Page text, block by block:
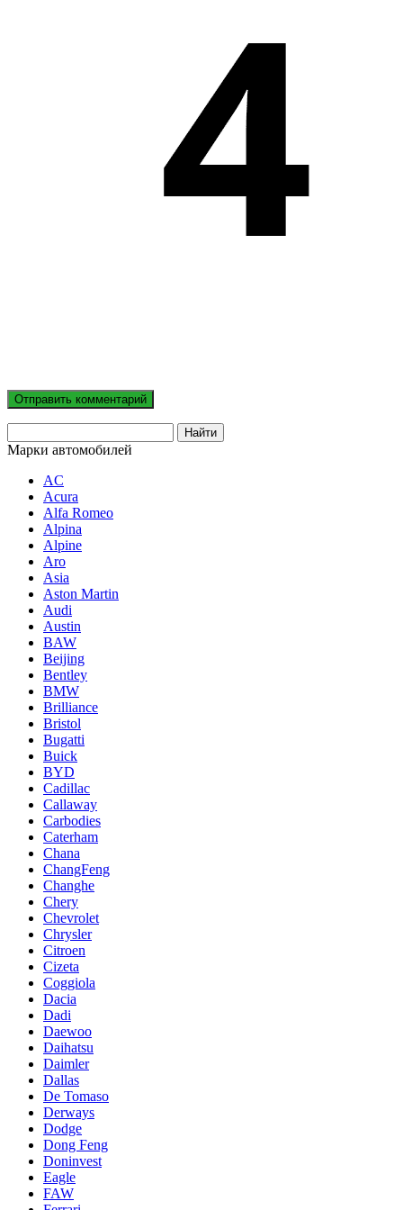
Марки автомобилей
AC
Acura
Alfa Romeo
Alpina
Alpine
Aro
Asia
Aston Martin
Audi
Austin
BAW
Beijing
Bentley
BMW
Brilliance
Bristol
Bugatti
Buick
BYD
Cadillac
Callaway
Carbodies
Caterham
Chana
ChangFeng
Changhe
Chery
Chevrolet
Chrysler
Citroen
Cizeta
Coggiola
Dacia
Dadi
Daewoo
Daihatsu
Daimler
Dallas
De Tomaso
Derways
Dodge
Dong Feng
Doninvest
Eagle
FAW